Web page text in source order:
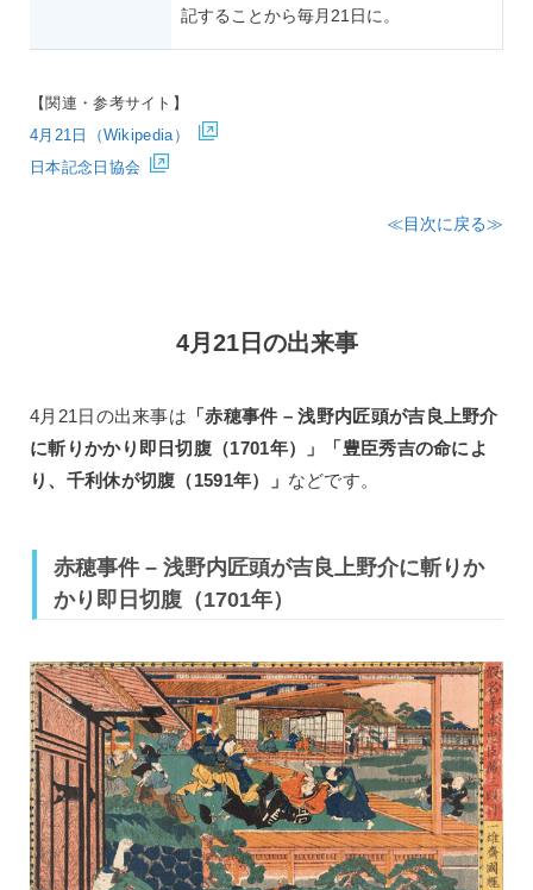
記することから毎月21日に。
【関連・参考サイト】
4月21日（Wikipedia）
日本記念日協会
≪目次に戻る≫
4月21日の出来事
4月21日の出来事は 「赤穂事件 – 浅野内匠頭が吉良上野介
に斬りかかり即日切腹（1701年）」「豊臣秀吉の命によ
り、千利休が切腹（1591年）」 などです。
赤穂事件 – 浅野内匠頭が吉良上野介に斬りか
かり即日切腹（1701年）